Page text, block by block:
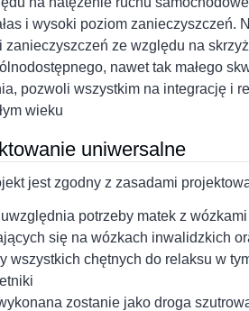
i wysoki poziom zanieczyszczeń.
i zanieczyszczeń ze względu na
nawet tak małego
pozwoli wszystkim na integrację i
wieku
uniwersalne
jest zgodny z zasadami
potrzeby matek z
się na wózkach inwalidzkich
wszystkich chętnych do relaksu w
zostanie jako droga